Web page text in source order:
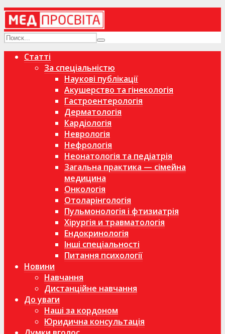
Статті
За спеціальністю
Наукові публікації
Акушерство та гінекологія
Гастроентерологія
Дерматологія
Кардіологія
Неврологія
Нефрологія
Неонатологія та педіатрія
Загальна практика — сімейна
медицина
Онкологія
Отоларінгологія
Пульмонологія і фтизиатрія
Хірургія и травматологія
Ендокринологія
Інші спеціальності
Питання психології
Новини
Навчання
Дистанційне навчання
До уваги
Наші за кордоном
Юридична консультація